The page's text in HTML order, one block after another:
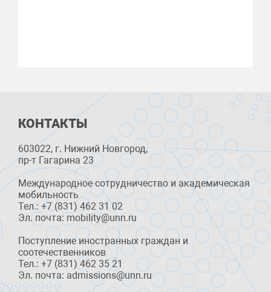
КОНТАКТЫ
603022, г. Нижний Новгород,
пр-т Гагарина 23
Международное сотрудничество и академическая
мобильность
Тел.: +7 (831) 462 31 02
Эл. почта: mobility@unn.ru
Поступление иностранных граждан и
соотечественников
Тел.: +7 (831) 462 35 21
Эл. почта: admissions@unn.ru